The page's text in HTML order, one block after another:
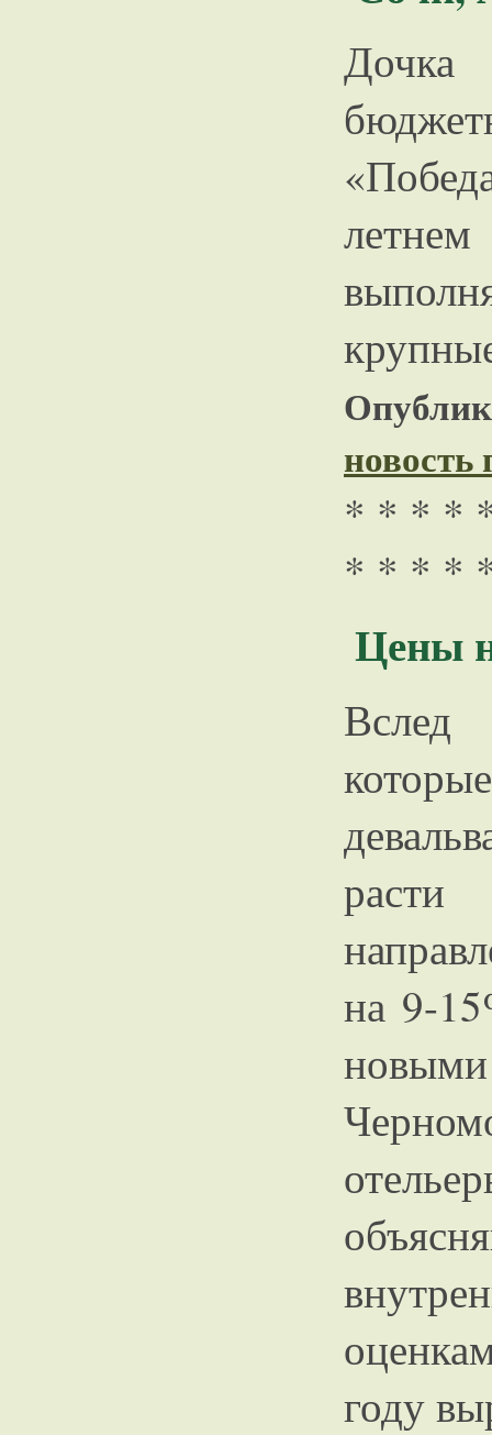
Дочка
* * * *
* * * *
Цены
Вслед
на 9-
году